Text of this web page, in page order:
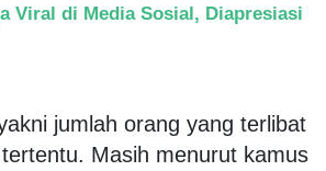
Viral di Media Sosial, Diapresiasi
jumlah orang yang terlibat
Masih menurut kamus